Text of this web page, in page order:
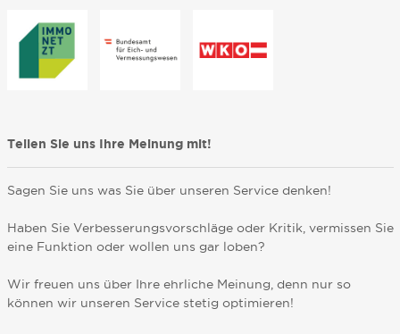
Teilen Sie uns Ihre Meinung mit!
Sagen Sie uns was Sie über unseren Service denken!
Haben Sie Verbesserungsvorschläge oder Kritik, vermissen Sie
eine Funktion oder wollen uns gar loben?
Wir freuen uns über Ihre ehrliche Meinung, denn nur so
können wir unseren Service stetig optimieren!